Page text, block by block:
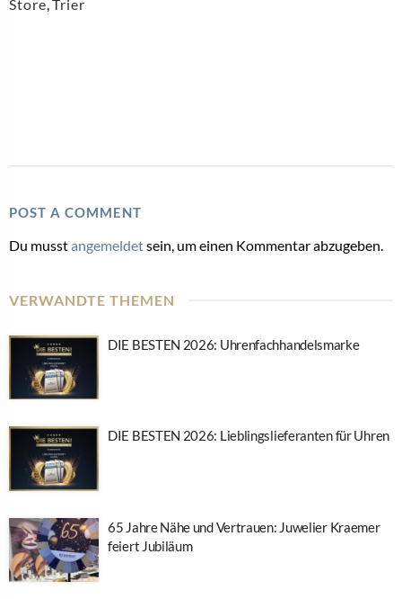
Store,Trier
POST A COMMENT
Du musstangemeldetsein, um einen Kommentar abzugeben.
VERWANDTE THEMEN
DIE BESTEN 2026: Uhrenfachhandelsmarke
DIE BESTEN 2026: Lieblingslieferanten für Uhren
65 Jahre Nähe und Vertrauen: Juwelier Kraemer
feiert Jubiläum